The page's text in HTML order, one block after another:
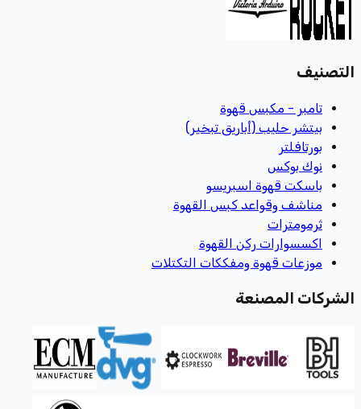
التصنيف
تامبر - مكبس قهوة
بيتشر حليب (أباريق تبخير)
بورتافلتر
نوك بوكس
باسكت قهوة اسبريسو
مناشف وقواعد كبس القهوة
ثرمومترات
اكسسوارات ركن القهوة
موزعات قهوة ومفككات التكتلات
الشركات المصنعة